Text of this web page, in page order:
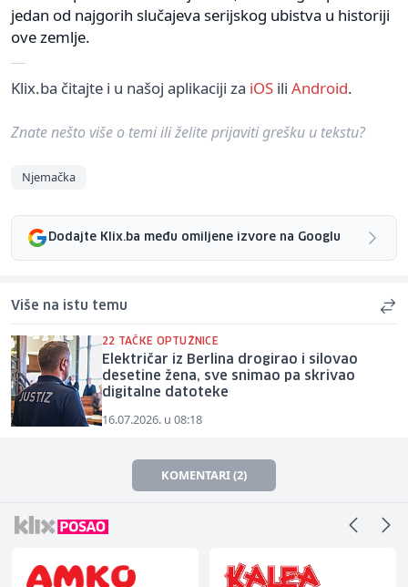
jedan od najgorih slučajeva serijskog ubistva u historiji
ove zemlje.
Klix.ba čitajte i u našoj aplikaciji za iOS ili Android.
Znate nešto više o temi ili želite prijaviti grešku u tekstu?
Njemačka
Dodajte Klix.ba među omiljene izvore na Googlu
Više na istu temu
22 TAČKE OPTUŽNICE
Električar iz Berlina drogirao i silovao
desetine žena, sve snimao pa skrivao
digitalne datoteke
16.07.2026. u 08:18
KOMENTARI (2)